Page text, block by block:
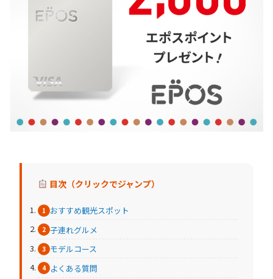
目次（クリックでジャンプ）
おすすめ観光スポット
子連れグルメ
モデルコース
よくある質問